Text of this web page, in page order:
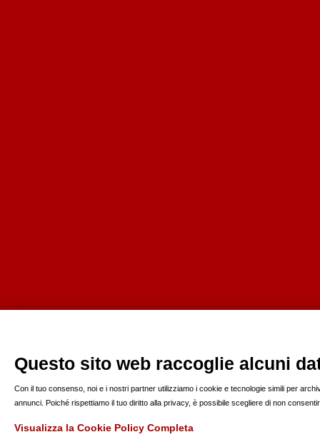
Questo sito web raccoglie alcuni
Con il tuo consenso, noi e i nostri partner utilizziamo i cookie e tecnologie simili per
annunci. Poiché rispettiamo il tuo diritto alla privacy, è possibile scegliere di non
Visualizza la Cookie Policy Completa